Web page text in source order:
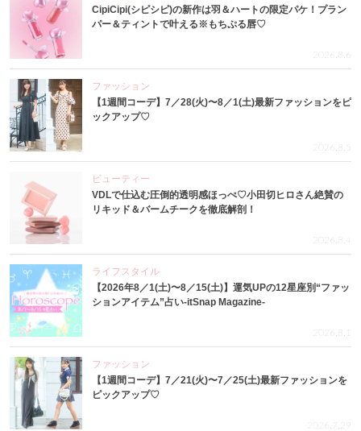
CipiCipi(シピシピ)の新作は羽＆ハートの限定パケ！プラン
パー＆ティントで叶える※もちぷる唇♡
2026.8.6
ファッション
【1週間コーデ】7／28(火)〜8／1(土)最新ファッションをピ
ックアップ♡
2026.8.5
ビューティー
VDLで仕込む圧倒的透明感ほっぺ♡小田切ヒロさん絶賛の
リキッド＆バームチークを徹底解剖！
2026.8.4
ライフスタイル
【2026年8／1(土)〜8／15(土)】運気UPの12星座別“ファッ
ションアイテム”占い-itSnap Magazine-
2026.8.1
ファッション
【1週間コーデ】7／21(火)〜7／25(土)最新ファッションを
ピックアップ♡
2026.7.29